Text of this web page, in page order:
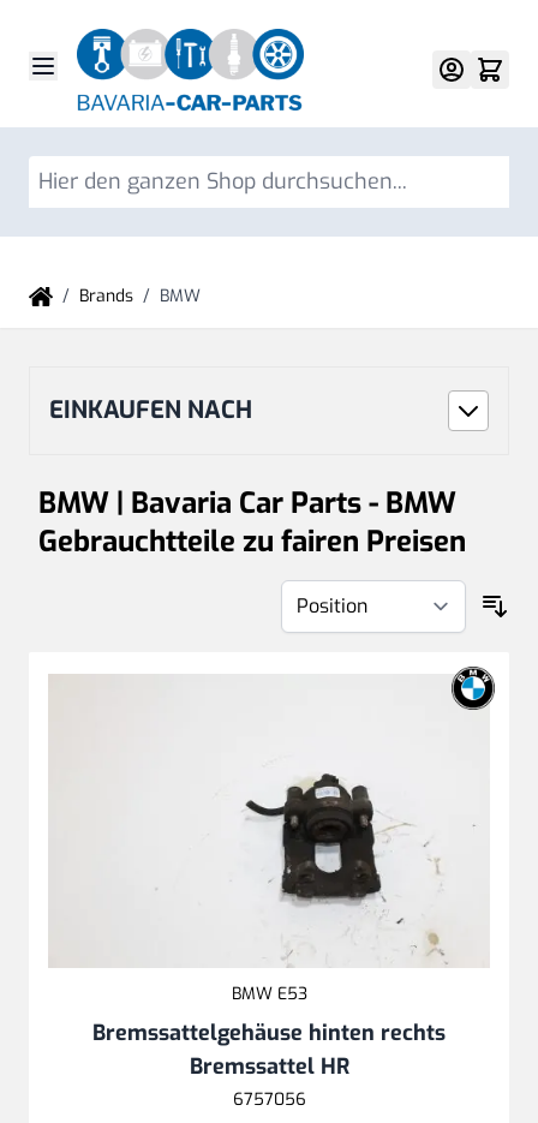
/ Brands / BMW
EINKAUFEN NACH
BMW | Bavaria Car Parts - BMW
Gebrauchtteile zu fairen Preisen
BMW E53
Bremssattelgehäuse hinten rechts
Bremssattel HR
6757056